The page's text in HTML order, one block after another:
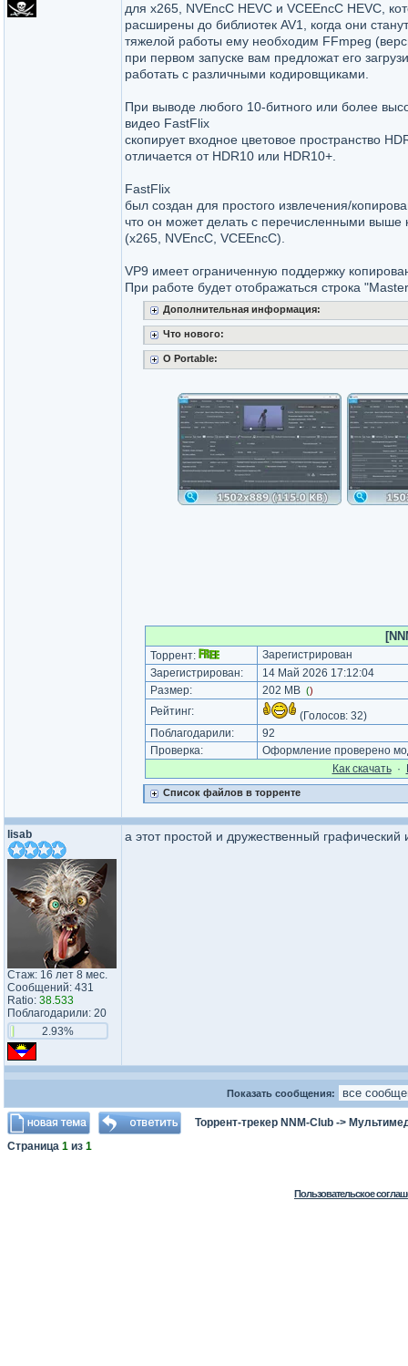
для x265, NVEncC HEVC и VCEEncC HEVC,
расширены до библиотек AV1, когда они
тяжелой работы ему необходим FFmpeg
при первом запуске вам предложат его
работать с различными кодировщиками.
При выводе любого 10-битного или более
видео FastFlix
скопирует входное цветовое пространство
отличается от HDR10 или HDR10+.
FastFlix
был создан для простого извлечения/
что он может делать с перечисленными выше
(x265, NVEncC, VCEEncC).
VP9 имеет ограниченную поддержку
При работе будет отображаться строка
Дополнительная информация:
Что нового:
О Portable:
Торрент:
Зарегистрирован
Зарегистрирован:
14 Май 2026 17:12:04
Размер:
202 MB ()
Рейтинг: (Голосов: 32)
Поблагодарили:
92
Проверка:
Оформление проверено
Как cкачать·
Список файлов в торренте
lisab
Стаж: 16 лет 8 мес.
Сообщений: 431
Ratio: 38.533
Поблагодарили: 20
2.93%
а этот простой и дружественный
Показать сообщения:
Торрент-трекер NNM-Club ->
Страница 1 из 1
Пользовательское